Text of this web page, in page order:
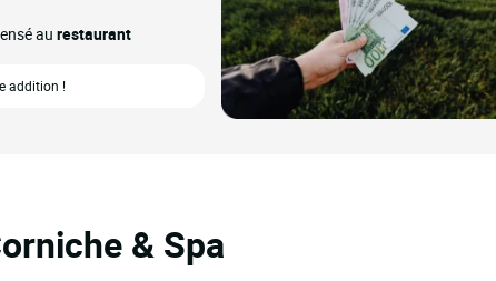
au restaurant
addition !
& Spa